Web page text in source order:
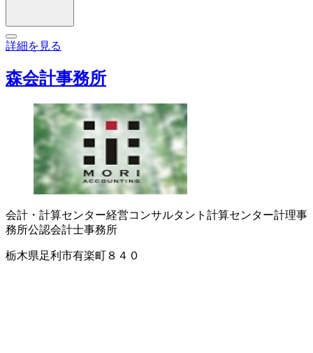
詳細を見る
森会計事務所
会計・計算センター経営コンサルタント 計算センター計理事
務所公認会計士事務所
栃木県足利市有楽町８４０